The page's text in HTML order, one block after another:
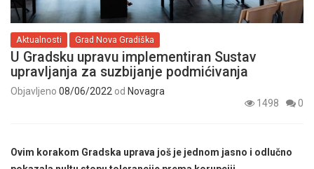
Aktualnosti Grad Nova Gradiška
U Gradsku upravu implementiran Sustav
upravljanja za suzbijanje podmićivanja
Objavljeno 08/06/2022 od Novagra
1498
0
Ovim korakom Gradska uprava još je jednom jasno i odlučno